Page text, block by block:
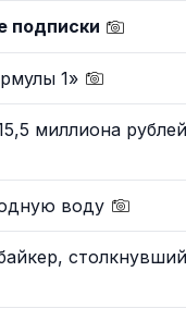
подписки
1»
миллиона
воду